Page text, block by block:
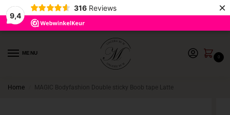
9,4
316 Reviews ×
MENU
0
Home MAGIC Bodyfashion Double sticky Boob tape Latte